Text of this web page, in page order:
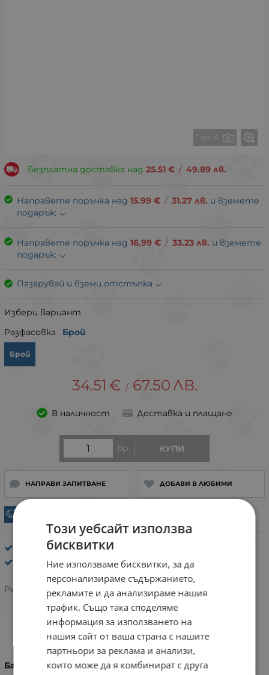
1 от 4
Безплатна доставка над 25.51 € / 49.89 лв.
Направете поръчка над 15.99 € / 31.27 лв. и вземете
подарък:
Направете поръчка над 16.99 € / 33.23 лв. и вземете
подарък:
Пазарувай и вземи отстъпка
Избери вариант
Разфасовка
Брой
Брой
34.51 € / 67.50ЛВ.
В наличност Доставка и плащане
бр. КУПИ
НАПРАВИ ЗАПИТВАНЕ ДОБАВИ В ЛЮБИМИ
Нашийници за кучета от натурална кожа
Flamingo
Рейтинг:
ХАРАКТЕРИСТИКИ
Баркод (ISBN, UPC, др.)
Този уебсайт използва
бисквитки
Ние използваме бисквитки, за да
персонализираме съдържанието,
рекламите и да анализираме нашия
трафик. Също така споделяме
информация за използването на
нашия сайт от ваша страна с нашите
партньори за реклама и анализи,
които може да я комбинират с друга